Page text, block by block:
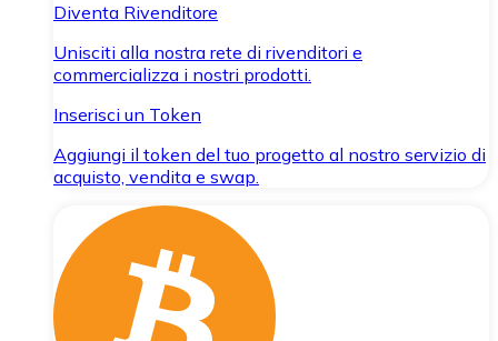
Diventa Rivenditore
Unisciti alla nostra rete di rivenditori e
commercializza i nostri prodotti.
Inserisci un Token
Aggiungi il token del tuo progetto al nostro servizio di
acquisto, vendita e swap.